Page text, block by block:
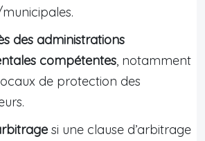
des administrations
compétentes, notamment
de protection des
si une clause d’arbitrage